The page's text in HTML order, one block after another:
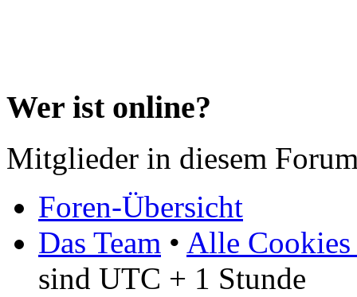
Wer ist online?
Mitglieder in diesem
Foren-Übersicht
Das Team • Alle Cookies
sind UTC + 1 Stunde